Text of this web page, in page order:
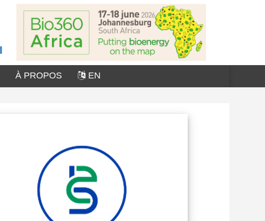
À PROPOS EN